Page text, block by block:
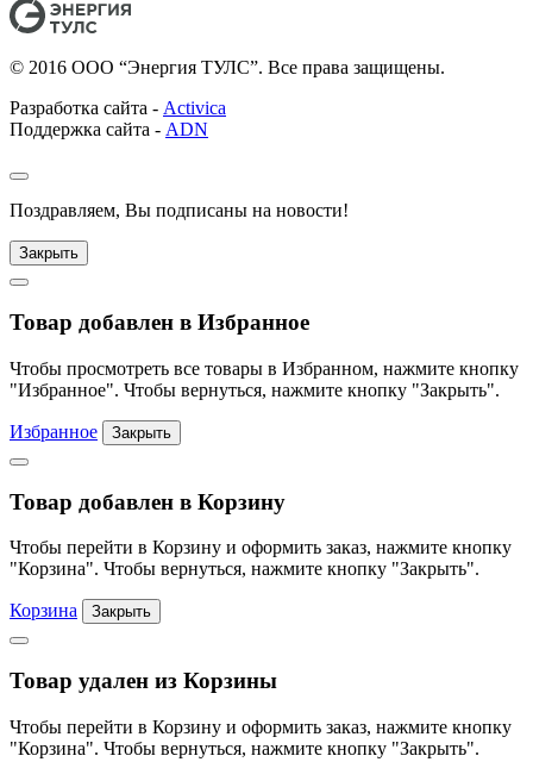
© 2016 ООО “Энергия ТУЛС”. Все права защищены.
Разработка сайта - Activica
Поддержка сайта - ADN
Поздравляем, Вы подписаны на новости!
Закрыть
Товар добавлен в Избранное
Чтобы просмотреть все товары в Избранном, нажмите кнопку
"Избранное". Чтобы вернуться, нажмите кнопку "Закрыть".
Избранное Закрыть
Товар добавлен в Корзину
Чтобы перейти в Корзину и оформить заказ, нажмите кнопку
"Корзина". Чтобы вернуться, нажмите кнопку "Закрыть".
Корзина Закрыть
Товар удален из Корзины
Чтобы перейти в Корзину и оформить заказ, нажмите кнопку
"Корзина". Чтобы вернуться, нажмите кнопку "Закрыть".